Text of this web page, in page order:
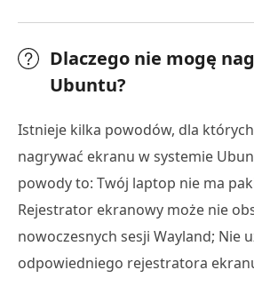
Dlaczego nie mogę
Ubuntu?
Istnieje kilka powodów, dla
nagrywać ekranu w systemie
powody to: Twój laptop nie ma
Rejestrator ekranowy może nie
nowoczesnych sesji Wayland; Nie
odpowiedniego rejestratora